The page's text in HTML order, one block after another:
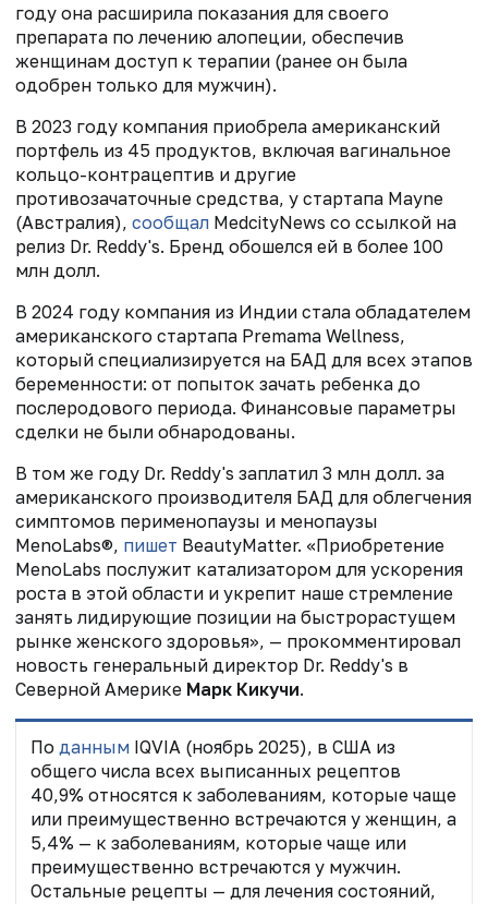
году она расширила показания для своего
препарата по лечению алопеции, обеспечив
женщинам доступ к терапии (ранее он была
одобрен только для мужчин).
В 2023 году компания приобрела американский
портфель из 45 продуктов, включая вагинальное
кольцо-контрацептив и другие
противозачаточные средства, у стартапа Mayne
(Австралия), сообщал MedcityNews со ссылкой на
релиз Dr. Reddy's. Бренд обошелся ей в более 100
млн долл.
В 2024 году компания из Индии стала обладателем
американского стартапа Premama Wellness,
который специализируется на БАД для всех этапов
беременности: от попыток зачать ребенка до
послеродового периода. Финансовые параметры
сделки не были обнародованы.
В том же году Dr. Reddy's заплатил 3 млн долл. за
американского производителя БАД для облегчения
симптомов перименопаузы и менопаузы
MenoLabs®, пишет BeautyMatter. «Приобретение
MenoLabs послужит катализатором для ускорения
роста в этой области и укрепит наше стремление
занять лидирующие позиции на быстрорастущем
рынке женского здоровья», — прокомментировал
новость генеральный директор Dr. Reddy's в
Северной Америке Марк Кикучи.
По даннымIQVIA (ноябрь 2025), в США из
общего числа всех выписанных рецептов
40,9% относятся к заболеваниям, которые чаще
или преимущественно встречаются у женщин, а
5,4% — к заболеваниям, которые чаще или
преимущественно встречаются у мужчин.
Остальные рецепты — для лечения состояний,